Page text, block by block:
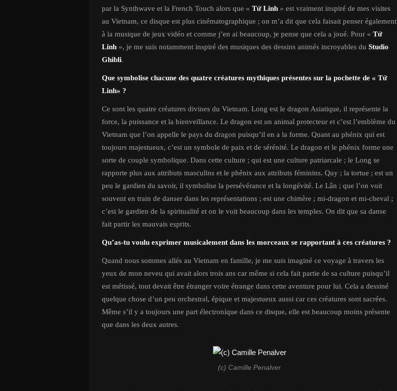
par la Synthwave et la French Touch alors que « Tứ Linh » est vraiment inspiré de mes visites
au Vietnam, ce disque est plus cinématographique ; on m’a dit que cela faisait penser également
à la musique de jeux vidéo et comme j’en ai beaucoup, je pense que cela a joué. Pour « Tứ
Linh », je me suis notamment inspiré des musiques des dessins animés incroyables du Studio
Ghibli.
Que symbolise chacune des quatre créatures mythiques présentes sur la pochette de « Tứ
Linh» ?
Ce sont les quatre créatures divines du Vietnam. Long est le dragon Asiatique, il représente la
force, la puissance et la bienveillance. Le dragon est un animal protecteur et c’est l’emblème du
Vietnam que l’on appelle le pays du dragon puisqu’il en a la forme. Quant au phénix qui est
toujours majestueux, c’est un symbole de paix et de sérénité. Le dragon et le phénix forme une
sorte de couple symbolique. Dans cette culture ; qui est une culture patriarcale ; le Long se
rapporte plus aux attributs masculins et le phénix aux attributs féminins. Quy ; la tortue ; est un
peu le gardien du savoir, il symbolise la persévérance et la longévité. Le Lân ; que l’on voit
souvent en train de danser dans les représentations ; est une chimère ; mi-dragon et mi-cheval ;
c’est le gardien de la spiritualité et on le voit beaucoup dans les temples. On dit que sa danse
fait partir les mauvais esprits.
Qu’as-tu voulu exprimer musicalement dans les morceaux se rapportant à ces créatures ?
Quand nous sommes allés au Vietnam en famille, je me suis imaginé ce voyage à travers les
yeux de mon neveu qui avait alors trois ans car même si cela fait partie de sa culture puisqu’il
est métissé, tout devait être étranger voire étrange dans cette aventure pour lui. Cela a dessiné
quelque chose d’un peu orchestral, épique et majestueux aussi car ces créatures sont sacrées.
Même s’il y a toujours une part électronique dans ce disque, elle est beaucoup moins présente
que dans les deux autres.
(c) Camille Penalver